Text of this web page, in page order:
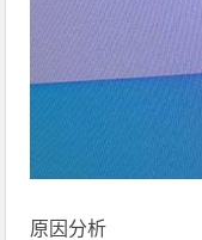
原因分析